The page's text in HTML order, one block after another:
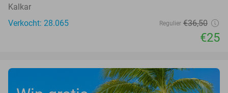
Kalkar
Verkocht: 28.065
Regulier €36,50
€25